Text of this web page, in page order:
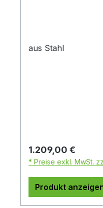
aus Stahl
Regulärer Preis:
1.209,00 €
* Preise exkl. MwSt.
Produkt